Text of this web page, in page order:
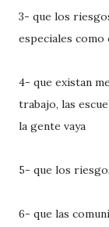
3- que los
especiales como
4- que existan
trabajo, las
la gente vaya
5- que los
6- que las